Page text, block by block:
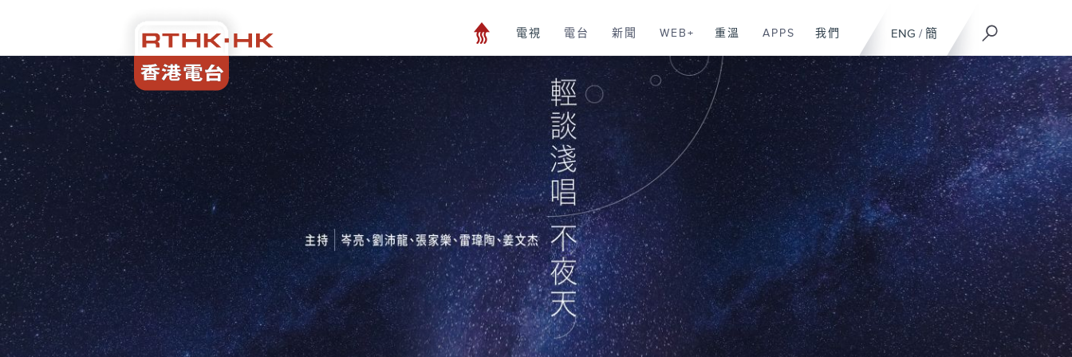
ENG / 簡
電視 電台 新聞 WEB+ 重溫 APPS 我們